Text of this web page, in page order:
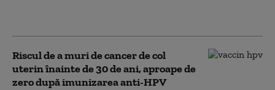
Riscul de a muri de cancer de col
uterin înainte de 30 de ani, aproape de
zero după imunizarea anti-HPV